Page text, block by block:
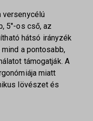
versenycélú
5″-os cső, az
hátsó irányzék
a pontosabb,
támogatják. A
miatt
lövészet és